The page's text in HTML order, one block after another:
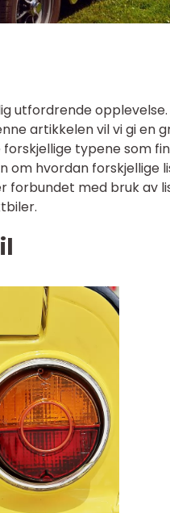
utfordrende opplevelse.
artikkelen vil vi gi en
typene som
om hvordan forskjellige
forbundet med bruk av